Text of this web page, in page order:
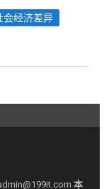
会经济差异
本